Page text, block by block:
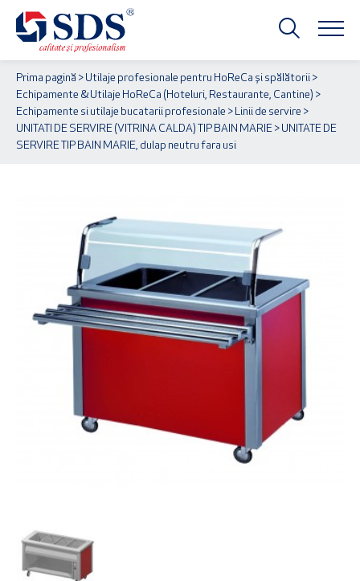
Prima pagină > Utilaje profesionale pentru HoReCa și spălătorii >
Echipamente & Utilaje HoReCa (Hoteluri, Restaurante, Cantine) >
Echipamente si utilaje bucatarii profesionale > Linii de servire >
UNITATI DE SERVIRE (VITRINA CALDA) TIP BAIN MARIE > UNITATE DE
SERVIRE TIP BAIN MARIE, dulap neutru fara usi